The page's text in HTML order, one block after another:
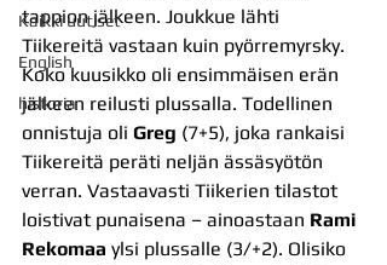
Kaikki uutiset
English
historia
tappion jälkeen. Joukkue lähti
Tiikereitä vastaan kuin pyörremyrsky.
Koko kuusikko oli ensimmäisen erän
jälkeen reilusti plussalla. Todellinen
onnistuja oli Greg (7+5), joka rankaisi
Tiikereitä peräti neljän ässäsyötön
verran. Vastaavasti Tiikerien tilastot
loistivat punaisena – ainoastaan Rami
Rekomaa ylsi plussalle (3/+2). Olisiko